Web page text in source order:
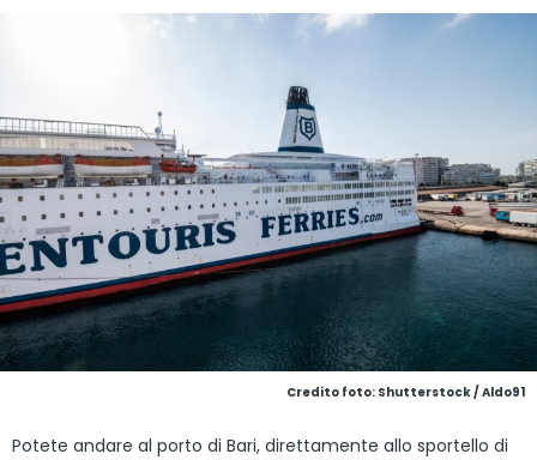
Credito foto: Shutterstock / Aldo91
Potete andare al porto di Bari, direttamente allo sportello di